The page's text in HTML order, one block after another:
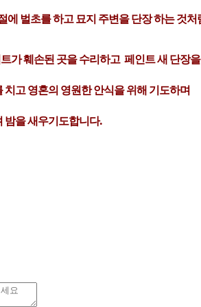
에 벌초를 하고 묘지 주변을 단장 하는 것처
가 훼손된 곳을 수리하고 페인트 새 단장
치고영혼의 영원한 안식을 위해기도하며
밤을 새우기도합니다.